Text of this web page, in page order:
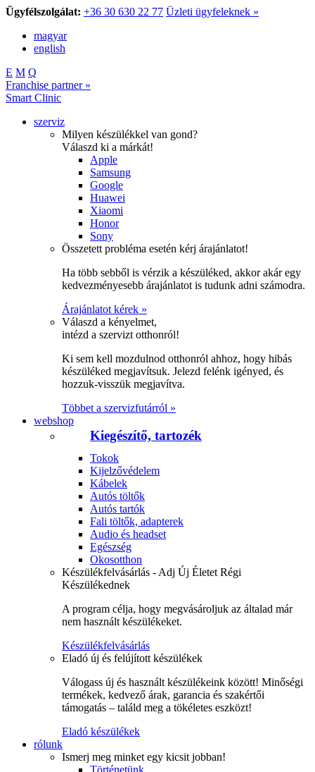
Ügyfélszolgálat: +36 30 630 22 77 Üzleti ügyfeleknek »
magyar
english
E M Q
Franchise partner »
Smart Clinic
szerviz
Milyen készülékkel van gond?
Válaszd ki a márkát!
Apple
Samsung
Google
Huawei
Xiaomi
Honor
Sony
Összetett probléma esetén kérj árajánlatot!
Ha több sebből is vérzik a készüléked, akkor akár egy
kedvezményesebb árajánlatot is tudunk adni számodra.
Árajánlatot kérek »
Válaszd a kényelmet,
intézd a szervizt otthonról!
Ki sem kell mozdulnod otthonról ahhoz, hogy hibás
készüléked megjavítsuk. Jelezd felénk igényed, és
hozzuk-visszük megjavítva.
Többet a szervizfutárról »
webshop
Kiegészítő, tartozék
Tokok
Kijelzővédelem
Kábelek
Autós töltők
Autós tartók
Fali töltők, adapterek
Audio és headset
Egészség
Okosotthon
Készülékfelvásárlás - Adj Új Életet Régi
Készülékednek
A program célja, hogy megvásároljuk az általad már
nem használt készülékeket.
Készülékfelvásárlás
Eladó új és felújított készülékek
Válogass új és használt készülékeink között! Minőségi
termékek, kedvező árak, garancia és szakértői
támogatás – találd meg a tökéletes eszközt!
Eladó készülékek
rólunk
Ismerj meg minket egy kicsit jobban!
Történetünk